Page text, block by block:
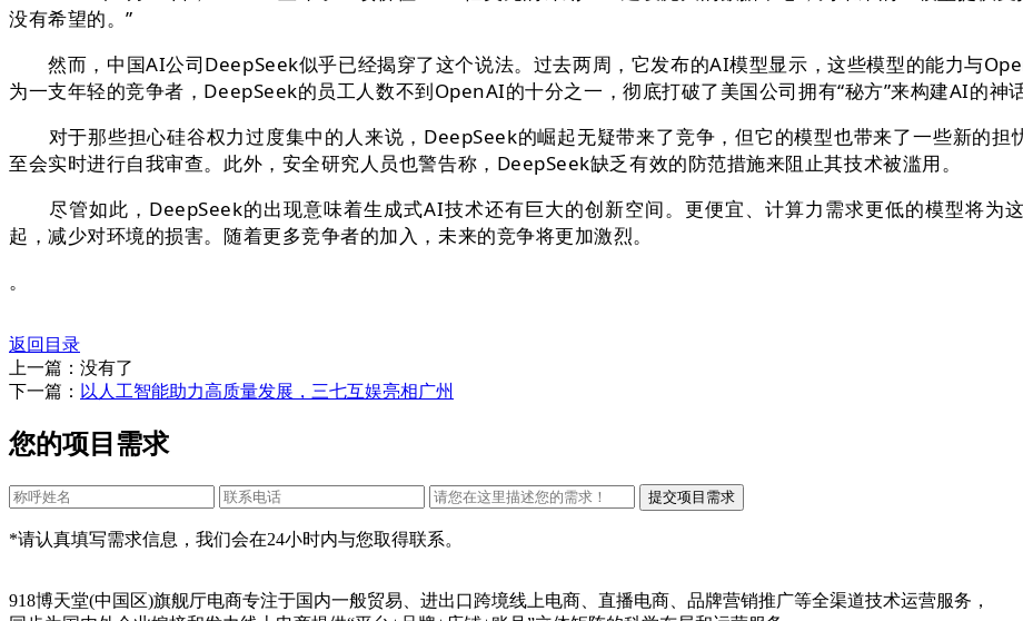
没有希望的。”
然而，中国AI公司DeepSeek似乎已经揭穿了这个说法。过去两周，它发布的AI模型显示，这些模型的能力与
为一支年轻的竞争者，DeepSeek的员工人数不到OpenAI的十分之一，彻底打破了美国公司拥有“秘方”来构建AI的神
对于那些担心硅谷权力过度集中的人来说，DeepSeek的崛起无疑带来了竞争，但它的模型也带来了一些新的担
至会实时进行自我审查。此外，安全研究人员也警告称，DeepSeek缺乏有效的防范措施来阻止其技术被滥用。
尽管如此，DeepSeek的出现意味着生成式AI技术还有巨大的创新空间。更便宜、计算力需求更低的模型将为
起，减少对环境的损害。随着更多竞争者的加入，未来的竞争将更加激烈。
。
返回目录
上一篇：没有了
下一篇： 以人工智能助力高质量发展，三七互娱亮相广州
您的项目需求
*请认真填写需求信息，我们会在24小时内与您取得联系。
918博天堂(中国区)旗舰厅电商专注于国内一般贸易、进出口跨境线上电商、直播电商、品牌营销推广等全渠道技术运营服务，